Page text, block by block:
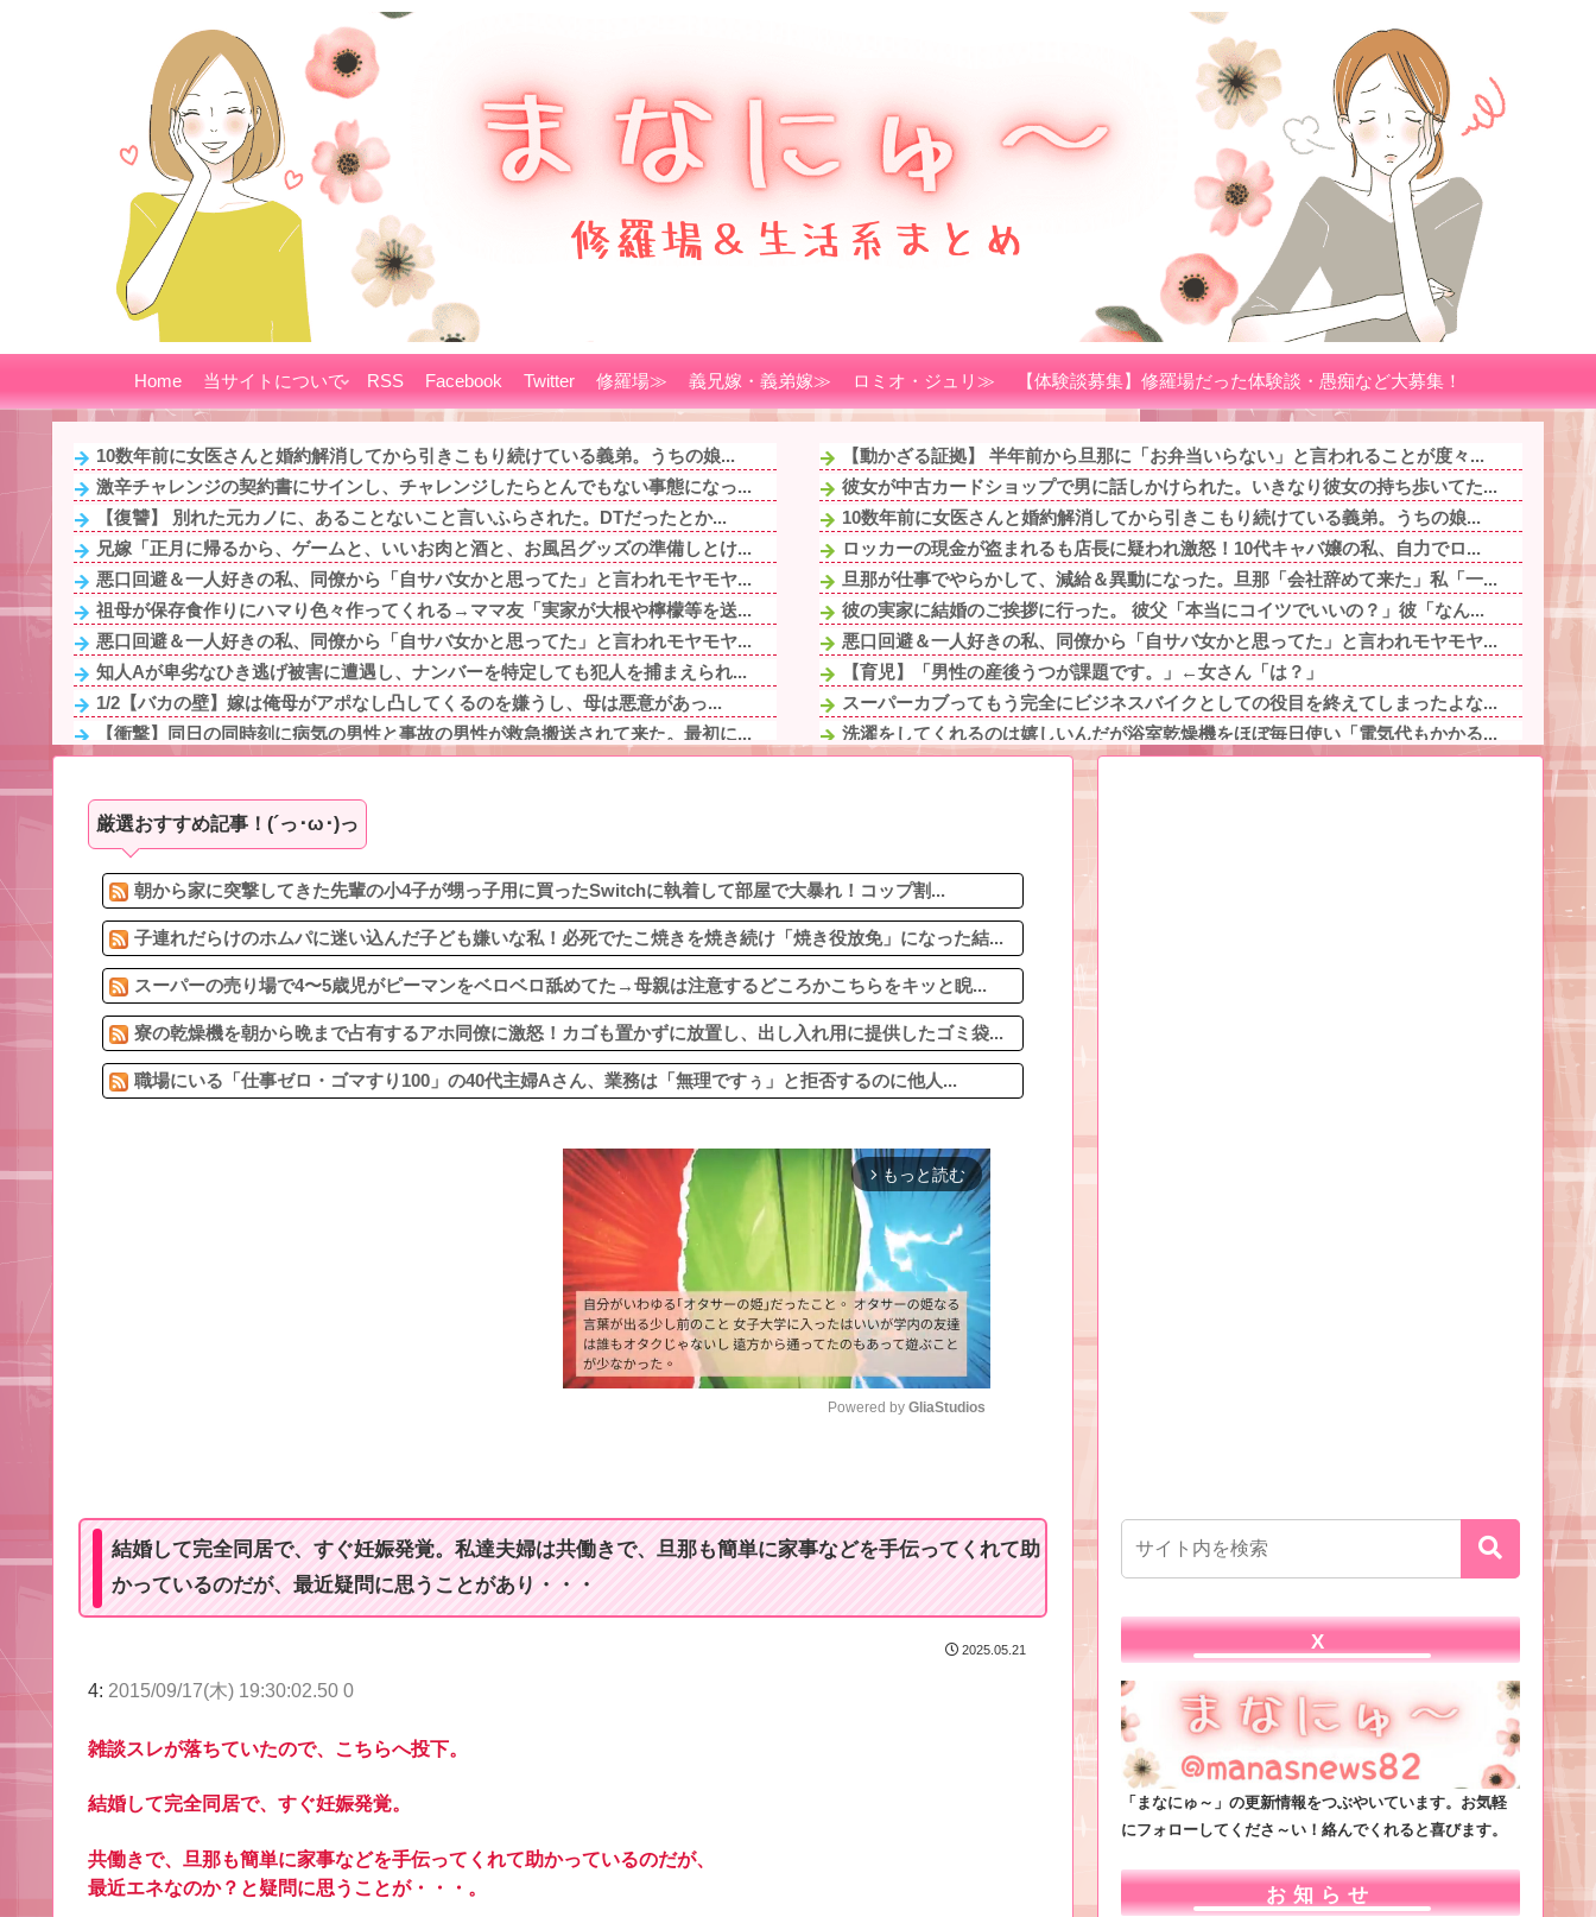
Home 当サイトについて RSS Facebook Twitter 修羅場≫ 義兄嫁・義弟嫁≫ ロミオ・ジュリ≫ 【体験談募集】修羅場だった体験談・愚痴など大募集！
10数年前に女医さんと婚約解消してから引きこもり続けている義弟。うちの娘...
激辛チャレンジの契約書にサインし、チャレンジしたらとんでもない事態になっ...
【復讐】 別れた元カノに、あることないこと言いふらされた。DTだったとか...
兄嫁「正月に帰るから、ゲームと、いいお肉と酒と、お風呂グッズの準備しとけ...
悪口回避＆一人好きの私、同僚から「自サバ女かと思ってた」と言われモヤモヤ...
祖母が保存食作りにハマり色々作ってくれる→ママ友「実家が大根や檸檬等を送...
悪口回避＆一人好きの私、同僚から「自サバ女かと思ってた」と言われモヤモヤ...
知人Aが卑劣なひき逃げ被害に遭遇し、ナンバーを特定しても犯人を捕まえられ...
1/2【バカの壁】嫁は俺母がアポなし凸してくるのを嫌うし、母は悪意があっ...
【衝撃】同日の同時刻に病気の男性と事故の男性が救急搬送されて来た。最初に...
友人「この名前にしたい！」夫「それ漫画のキャラだろ…」→子供の名付けを巡...
我が家は色々あって姉妹仲も親との仲もよくなく、自分は逃げるように家を出て...
今日は大館まげわっぱに詰めた弁当。豚ロースの塩こうじ＆ガーリック焼き
【意見求む】保育士の妹が仕事を辞めたんだけど、事務所に入ろうとしたら「入...
【動かざる証拠】 半年前から旦那に「お弁当いらない」と言われることが度々...
彼女が中古カードショップで男に話しかけられた。いきなり彼女の持ち歩いてた...
10数年前に女医さんと婚約解消してから引きこもり続けている義弟。うちの娘...
ロッカーの現金が盗まれるも店長に疑われ激怒！10代キャバ嬢の私、自力でロ...
旦那が仕事でやらかして、減給＆異動になった。旦那「会社辞めて来た」私「一...
彼の実家に結婚のご挨拶に行った。 彼父「本当にコイツでいいの？」彼「なん...
悪口回避＆一人好きの私、同僚から「自サバ女かと思ってた」と言われモヤモヤ...
【育児】「男性の産後うつが課題です。」←女さん「は？」
スーパーカブってもう完全にビジネスバイクとしての役目を終えてしまったよな...
洗濯をしてくれるのは嬉しいんだが浴室乾燥機をほぼ毎日使い「電気代もかかる...
漫画を5000冊以上所持してるワイ、漫画ヲタクの友人に「ワンピースや鬼滅...
従弟「研修だから泊めて」私「今は臨月なんだけど…」→断りきれず了承したら...
厳選おすすめ記事！(´っ･ω･)っ
朝から家に突撃してきた先輩の小4子が甥っ子用に買ったSwitchに執着して部屋で大暴れ！コップ割...
子連れだらけのホムパに迷い込んだ子ども嫌いな私！必死でたこ焼きを焼き続け「焼き役放免」になった結...
スーパーの売り場で4〜5歳児がピーマンをベロベロ舐めてた→母親は注意するどころかこちらをキッと睨...
寮の乾燥機を朝から晩まで占有するアホ同僚に激怒！カゴも置かずに放置し、出し入れ用に提供したゴミ袋...
職場にいる「仕事ゼロ・ゴマすり100」の40代主婦Aさん、業務は「無理ですぅ」と拒否するのに他人...
arrow_forward_ios もっと読む
t
Powered by GliaStudios
結婚して完全同居で、すぐ妊娠発覚。私達夫婦は共働きで、旦那も簡単に家事などを手伝ってくれて助
かっているのだが、最近疑問に思うことがあり・・・
2025.05.21
4: 2015/09/17(木) 19:30:02.50 0
雑談スレが落ちていたので、こちらへ投下。
結婚して完全同居で、すぐ妊娠発覚。
共働きで、旦那も簡単に家事などを手伝ってくれて助かっているのだが、
最近エネなのか？と疑問に思うことが・・・。
X
「まなにゅ～」の更新情報をつぶやいています。お気軽
にフォローしてくださ～い！絡んでくれると喜びます。
お知らせ